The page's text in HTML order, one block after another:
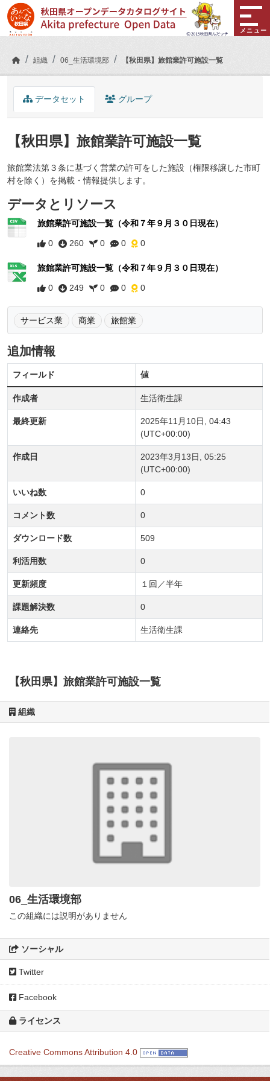
Skip to main content
メニュー
組織 06_生活環境部 【秋田県】旅館業許可施設一覧
【秋田県】旅館業許可施設一覧
組織
06_生活環境部
この組織には説明がありません
ソーシャル
Twitter
Facebook
ライセンス
Creative Commons Attribution 4.0
データセット グループ
【秋田県】旅館業許可施設一覧
旅館業法第３条に基づく営業の許可をした施設（権限移譲した市町
村を除く）を掲載・情報提供します。
データとリソース
旅館業許可施設一覧（令和７年９月３０日現在）
0 260 0 0 0
旅館業許可施設一覧（令和７年９月３０日現在）
0 249 0 0 0
サービス業 商業 旅館業
追加情報
フィールド 値
作成者 生活衛生課
最終更新
2025年11月10日, 04:43
(UTC+00:00)
作成日
2023年3月13日, 05:25
(UTC+00:00)
いいね数 0
コメント数 0
ダウンロード数 509
利活用数 0
更新頻度 １回／半年
課題解決数 0
連絡先 生活衛生課